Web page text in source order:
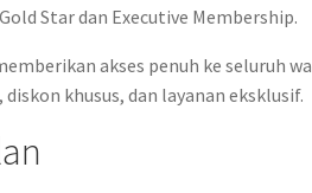
Star dan Executive Membership.
akses penuh ke seluruh
khusus, dan layanan eksklusif.